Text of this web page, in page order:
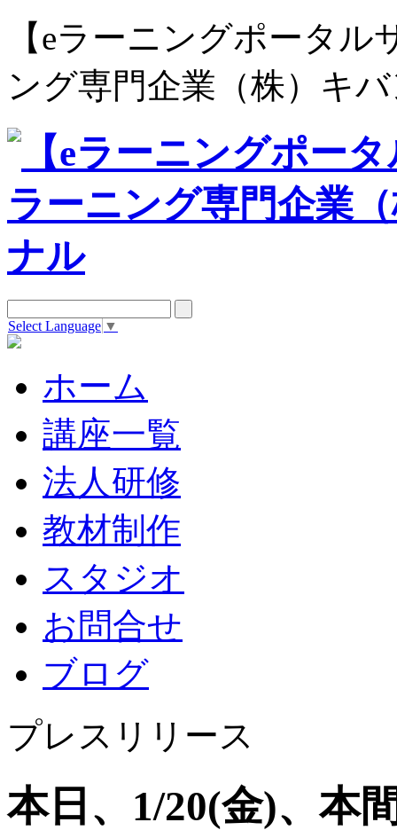
【eラーニングポータル
ング専門企業（株）キ
Select Language ▼
ホーム
講座一覧
法人研修
教材制作
スタジオ
お問合せ
ブログ
プレスリリース
本日、1/20(金)、本